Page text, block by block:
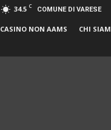
34.5 C COMUNE DI VARESE
CASINO NON AAMS CHI